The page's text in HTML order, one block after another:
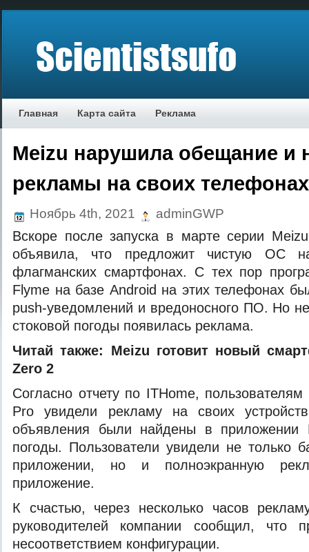
Главная Карта сайта Реклама
Meizu нарушила обещание и
рекламы на своих телефонах
Ноябрь 4th, 2021 adminGWP
Вскоре после запуска в марте серии
объявила, что предложит чистую ОС
флагманских смартфонах. С тех пор
Flyme на базе Android на этих телефонах
push-уведомлений и вредоносного ПО. Но
стоковой погоды появилась реклама.
Читай также: Meizu готовит новый
Zero 2
Согласно отчету по ITHome,
Pro увидели рекламу на своих
объявления были найдены в приложении
погоды. Пользователи увидели не только
приложении, но и полноэкранную
приложение.
К счастью, через несколько часов
руководителей компании сообщил, что
несоответствием конфигурации.